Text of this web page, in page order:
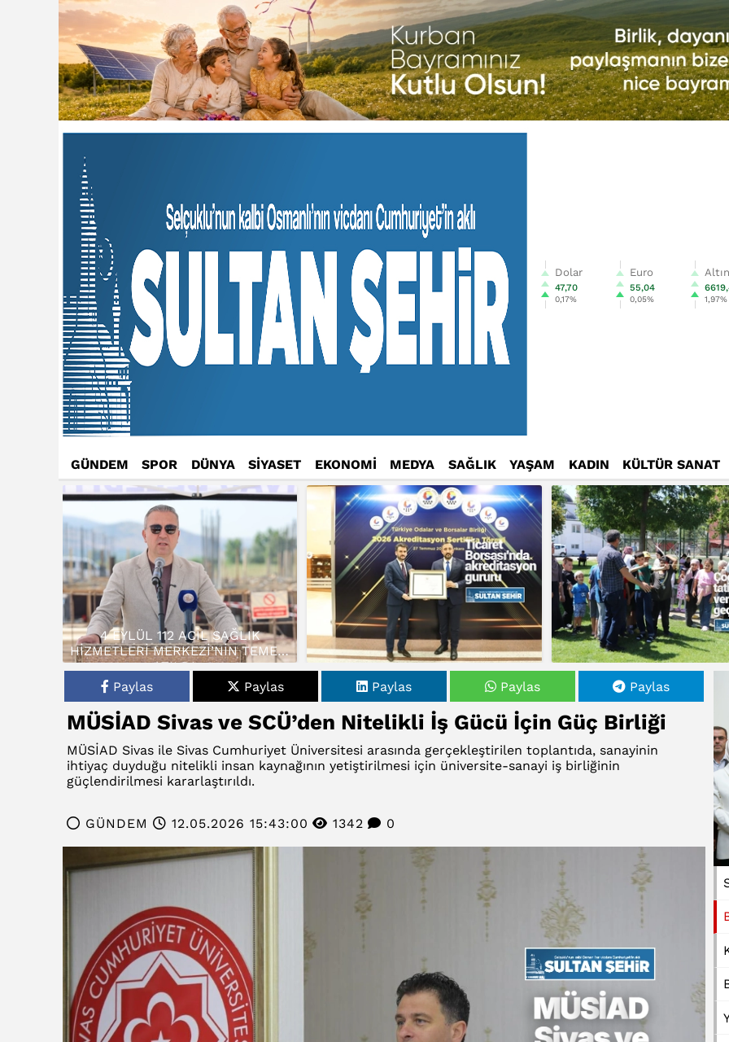
Dolar
47,70
0,17%
Euro
55,04
0,05%
Altın
1,97%
GÜNDEM SPOR DÜNYA SİYASET EKONOMİ MEDYA SAĞLIK YAŞAM KADIN KÜLTÜR SANAT
4 EYLÜL 112 ACİL SAĞLIK
HİZMETLERİ MERKEZİ’NİN TEMELİ
ATILDI…
Paylas
Paylas Paylas Paylas Paylas
MÜSİAD Sivas ve SCÜ’den Nitelikli İş Gücü İçin Güç Birliği
MÜSİAD Sivas ile Sivas Cumhuriyet Üniversitesi arasında gerçekleştirilen toplantıda, sanayinin
ihtiyaç duyduğu nitelikli insan kaynağının yetiştirilmesi için üniversite-sanayi iş birliğinin
güçlendirilmesi kararlaştırıldı.
GÜNDEM 12.05.2026 15:43:00 1342 0